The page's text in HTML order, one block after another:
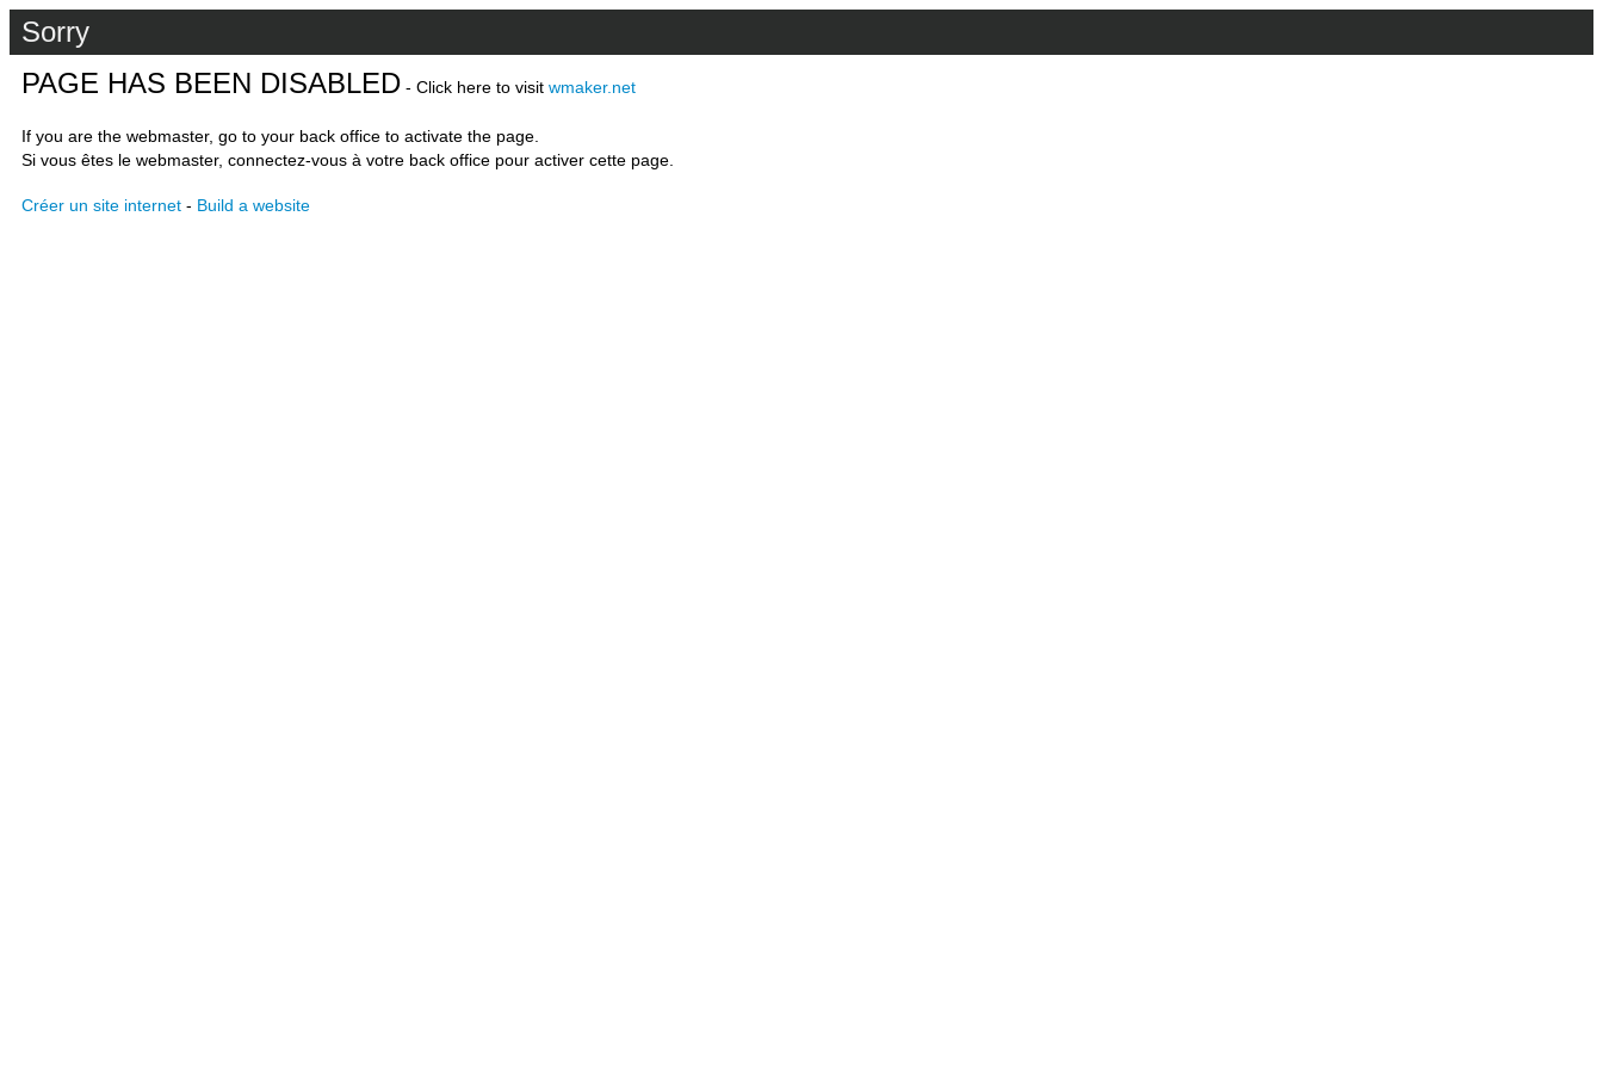
Sorry
PAGE HAS BEEN DISABLED - Click here to visit wmaker.net
If you are the webmaster, go to your back office to activate the page.
Si vous êtes le webmaster, connectez-vous à votre back office pour activer cette page.
Créer un site internet - Build a website